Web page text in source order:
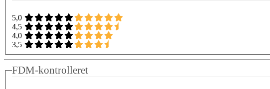
5,0
4,5
4,0
3,5
FDM-kontrolleret